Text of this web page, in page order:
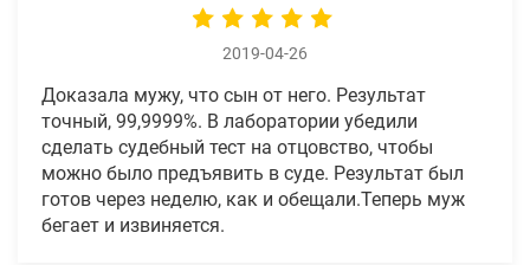
2019-04-26
Доказала мужу, что сын от него. Результат
точный, 99,9999%. В лаборатории убедили
сделать судебный тест на отцовство, чтобы
можно было предъявить в суде. Результат был
готов через неделю, как и обещали.Теперь муж
бегает и извиняется.